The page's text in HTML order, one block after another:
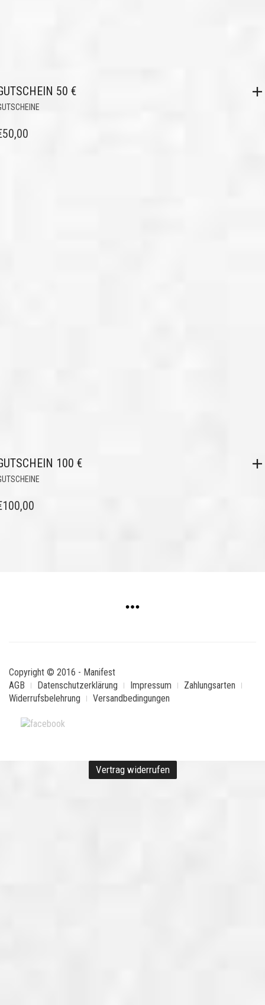
50 €
50,00
100 €
100,00
Copyright © 2016 - Manifest
AGB
Datenschutzerklärung Impressum
Zahlungsarten
Widerrufsbelehrung
Versandbedingungen
Vertrag widerrufen